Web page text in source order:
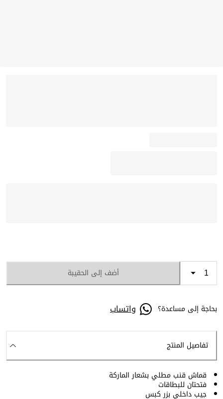
أضف إلى الحقيبة
بحاجة إلى مساعدة؟ واتساب
تفاصيل المنتج
قماش قنب مطلي بشعار الماركة
فتحتان للبطاقات
جيب داخلي بزر كبس